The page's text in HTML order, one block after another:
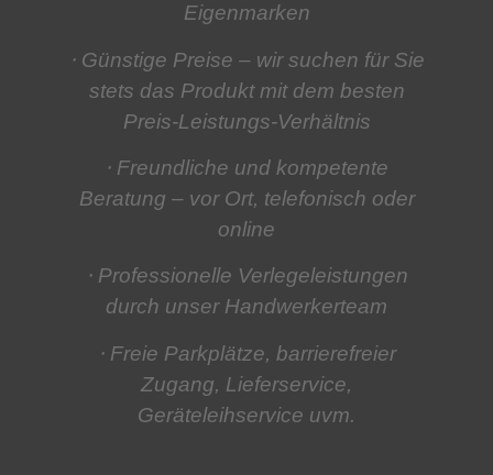
Eigenmarken
⋅ Günstige Preise – wir suchen für Sie
stets das Produkt mit dem besten
Preis-Leistungs-Verhältnis
⋅ Freundliche und kompetente
Beratung – vor Ort, telefonisch oder
online
⋅ Professionelle Verlegeleistungen
durch unser Handwerkerteam
⋅ Freie Parkplätze, barrierefreier
Zugang, Lieferservice,
Geräteleihservice uvm.